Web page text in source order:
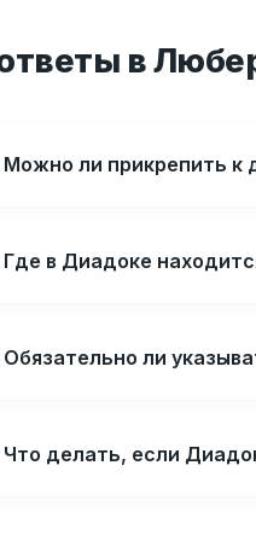
в
Можно ли прикрепить к
Где в Диадоке
Обязательно ли
Что делать, если